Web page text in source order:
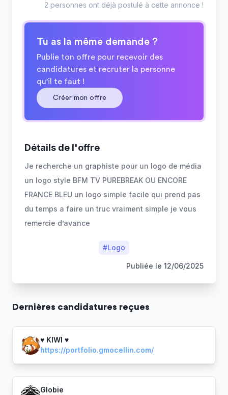
2 personnes ont déjà postulé à cette annonce !
Tu as la même demande ?
Publie ton offre pour recevoir des
candidatures et recruter la personne
qu'il te faut !
Créer mon offre
Détails de l'offre
Je recherche un graphiste pour un logo de média
un logo style BFM TV PUREBREAK OU ENCORE
FRANCE BLEU un logo simple facile qui prend pas
du temps a faire un truc vraiment simple je vous
remercie d’avance
#Logo
Publiée le 12/06/2025
Dernières candidatures reçues
♥ KIWI ♥
https://portfolio.gmocellin.com/
Globie